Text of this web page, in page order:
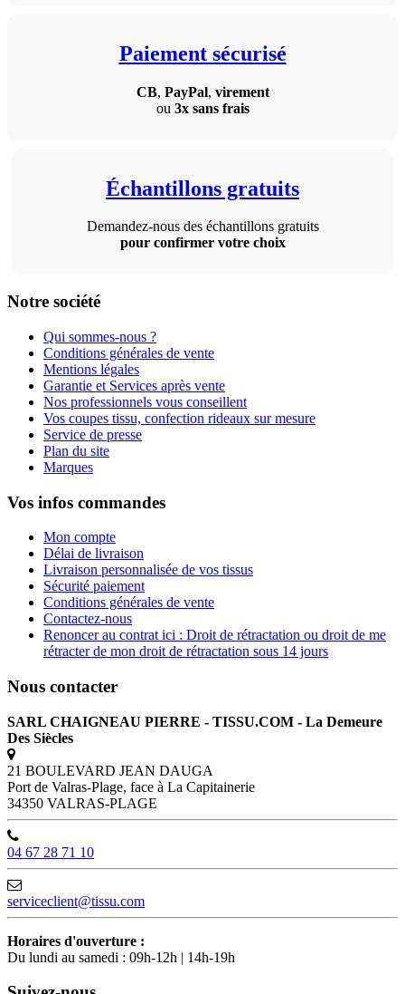
Paiement sécurisé
CB, PayPal, virement
ou 3x sans frais
Échantillons gratuits
Demandez-nous des échantillons gratuits
pour confirmer votre choix
Notre société
Qui sommes-nous ?
Conditions générales de vente
Mentions légales
Garantie et Services après vente
Nos professionnels vous conseillent
Vos coupes tissu, confection rideaux sur mesure
Service de presse
Plan du site
Marques
Vos infos commandes
Mon compte
Délai de livraison
Livraison personnalisée de vos tissus
Sécurité paiement
Conditions générales de vente
Contactez-nous
Renoncer au contrat ici : Droit de rétractation ou droit de me
rétracter de mon droit de rétractation sous 14 jours
Nous contacter
SARL CHAIGNEAU PIERRE - TISSU.COM - La Demeure
Des Siècles
21 BOULEVARD JEAN DAUGA
Port de Valras-Plage, face à La Capitainerie
34350 VALRAS-PLAGE
04 67 28 71 10
serviceclient@tissu.com
Horaires d'ouverture :
Du lundi au samedi : 09h-12h | 14h-19h